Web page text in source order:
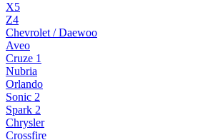
X5
Z4
Chevrolet / Daewoo
Aveo
Cruze 1
Nubria
Orlando
Sonic 2
Spark 2
Chrysler
Crossfire